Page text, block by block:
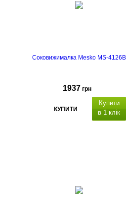
Соковижималка Mesko MS-4126B
1937 грн
КУПИТИ
Купити
в 1 клік